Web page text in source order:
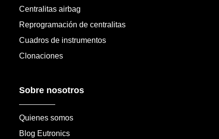
Centralitas airbag
Reprogramación de centralitas
Cuadros de instrumentos
Clonaciones
Sobre nosotros
Quienes somos
Blog Eutronics